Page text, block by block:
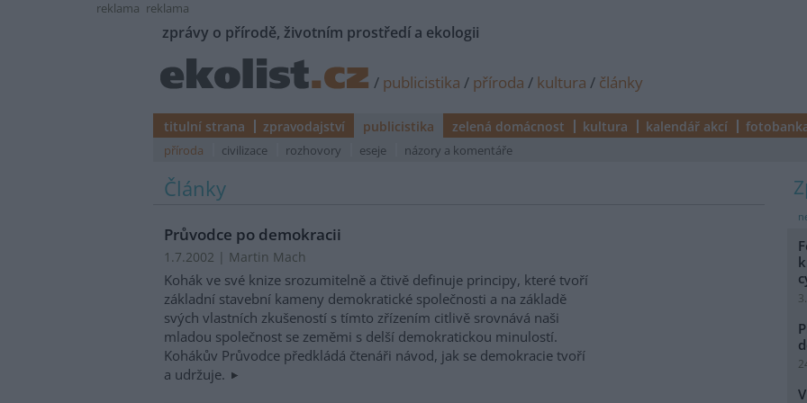
reklama reklama
zprávy o přírodě, životním prostředí a ekologii
/ publicistika / příroda / kultura / články
titulní strana zpravodajství publicistika zelená domácnost kultura kalendář akcí
příroda civilizace rozhovory eseje názory a komentáře
Články
Průvodce po demokracii
1.7.2002 | Martin Mach
Kohák ve své knize srozumitelně a čtivě definuje principy, které tvoří
základní stavební kameny demokratické společnosti a na základě
svých vlastních zkušeností s tímto zřízením citlivě srovnává naši
mladou společnost se zeměmi s delší demokratickou minulostí.
Kohákův Průvodce předkládá čtenáři návod, jak se demokracie tvoří
a udržuje.